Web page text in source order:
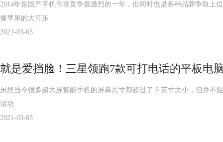
2014年是国产手机市场竞争最激烈的一年，但同时也是各种品牌争取
像苹果的大可乐
2021-03-03
就是爱挡脸！三星领跑7款可打电话的平板电
虽然当今很多超大屏智能手机的屏幕尺寸都超过了 6 英寸大小，但并
话功
2021-03-03